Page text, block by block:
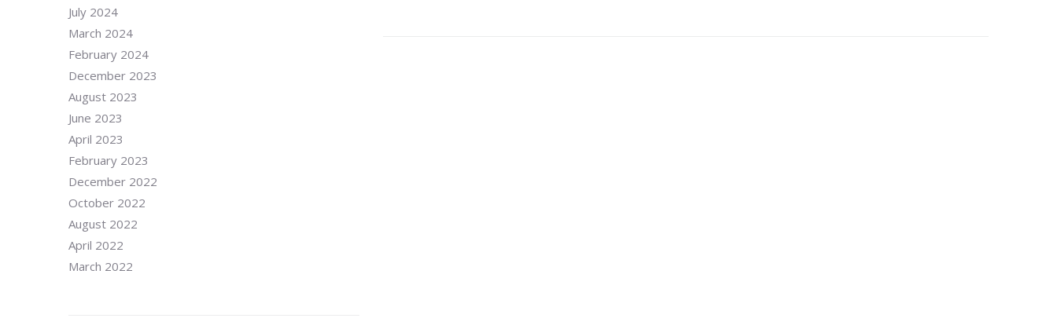
July 2024
March 2024
February 2024
December 2023
August 2023
June 2023
April 2023
February 2023
December 2022
October 2022
August 2022
April 2022
March 2022